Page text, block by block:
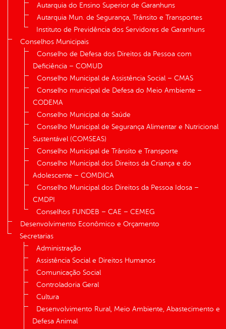
Autarquia do Ensino Superior de Garanhuns
Autarquia Mun. de Segurança, Trânsito e Transportes
Instituto de Previdência dos Servidores de Garanhuns
Conselhos Municipais
Conselho de Defesa dos Direitos da Pessoa com
Deficiência – COMUD
Conselho Municipal de Assistência Social – CMAS
Conselho municipal de Defesa do Meio Ambiente –
CODEMA
Conselho Municipal de Saúde
Conselho Municipal de Segurança Alimentar e Nutricional
Sustentável (COMSEAS)
Conselho Municipal de Trânsito e Transporte
Conselho Municipal dos Direitos da Criança e do
Adolescente – COMDICA
Conselho Municipal dos Direitos da Pessoa Idosa –
CMDPI
Conselhos FUNDEB – CAE – CEMEG
Desenvolvimento Econômico e Orçamento
Secretarias
Administração
Assistência Social e Direitos Humanos
Comunicação Social
Controladoria Geral
Cultura
Desenvolvimento Rural, Meio Ambiente, Abastecimento e
Defesa Animal